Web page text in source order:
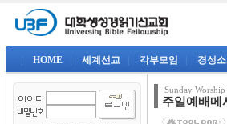
HOME 세계선교 각부모임 경성
Sunday Worship
주일예배메